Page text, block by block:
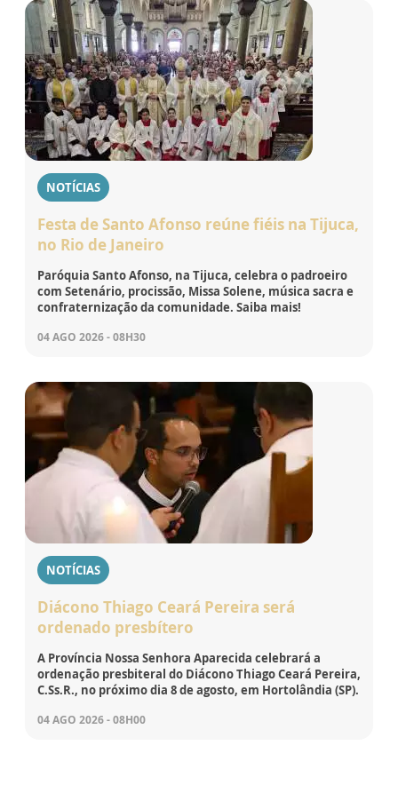
NOTÍCIAS
Festa de Santo Afonso reúne fiéis na Tijuca,
no Rio de Janeiro
Paróquia Santo Afonso, na Tijuca, celebra o padroeiro
com Setenário, procissão, Missa Solene, música sacra e
confraternização da comunidade. Saiba mais!
04 AGO 2026 - 08H30
NOTÍCIAS
Diácono Thiago Ceará Pereira será
ordenado presbítero
A Província Nossa Senhora Aparecida celebrará a
ordenação presbiteral do Diácono Thiago Ceará Pereira,
C.Ss.R., no próximo dia 8 de agosto, em Hortolândia (SP).
04 AGO 2026 - 08H00